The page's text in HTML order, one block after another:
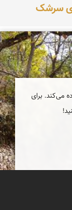
سرشک
می‌کند. برای